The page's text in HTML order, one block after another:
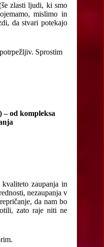
zlasti ljudi, ki smo
mislimo in
da stvari potekajo
Sprostim
od kompleksa
kvaliteto zaupanja in
nezaupanja v
da nam bo
zato raje niti ne